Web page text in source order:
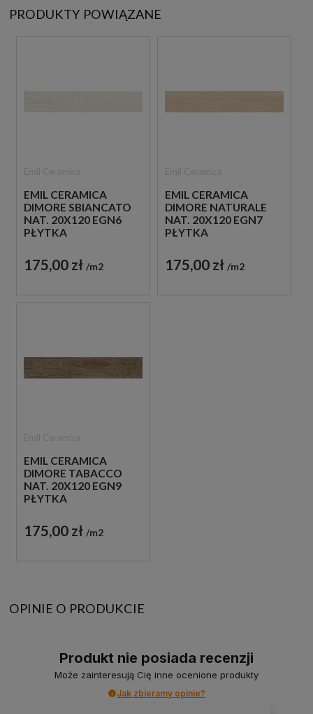
PRODUKTY POWIĄZANE
EMIL CERAMICA
DIMORE SBIANCATO
NAT. 20X120 EGN6
PŁYTKA
175,00 zł m2
EMIL CERAMICA
DIMORE NATURALE
NAT. 20X120 EGN7
PŁYTKA
175,00 zł m2
EMIL CERAMICA
DIMORE TABACCO
NAT. 20X120 EGN9
PŁYTKA
175,00 zł m2
OPINIE O PRODUKCIE
Produkt nie posiada recenzji
Może zainteresują Cię inne ocenione produkty
Jak zbieramy opinie?